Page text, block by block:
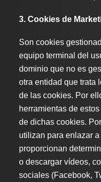
3. Cookies de
Son cookies
equipo terminal del
dominio que no es
otra entidad que trata
de las cookies. Por
herramientas de
de dichas cookies.
utilizan para enlazar
proporcionan
o descargar vídeos,
sociales (Facebook,